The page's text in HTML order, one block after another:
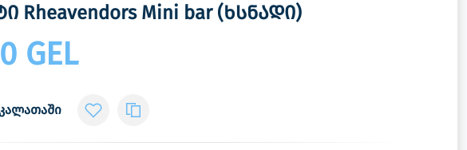
Rheavendors Mini bar (ხსნადი)
GEL